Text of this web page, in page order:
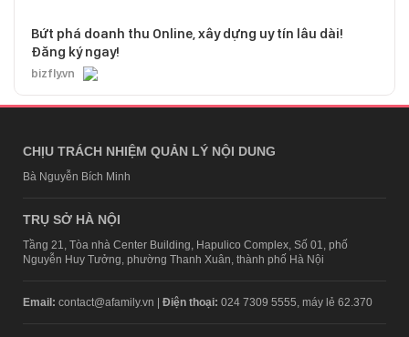
Bứt phá doanh thu Online, xây dựng uy tín lâu dài!
Đăng ký ngay!
bizfly.vn
CHỊU TRÁCH NHIỆM QUẢN LÝ NỘI DUNG
Bà Nguyễn Bích Minh
TRỤ SỞ HÀ NỘI
Tầng 21, Tòa nhà Center Building, Hapulico Complex, Số 01, phố
Nguyễn Huy Tưởng, phường Thanh Xuân, thành phố Hà Nội
Email: contact@afamily.vn | Điện thoại: 024 7309 5555, máy lẻ 62.370